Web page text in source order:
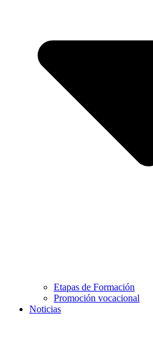
Etapas de Formación
Promoción vocacional
Noticias